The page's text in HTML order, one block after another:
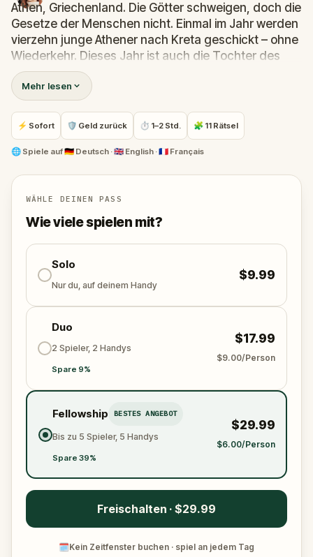
Athen, Griechenland. Die Götter schweigen, doch die
Gesetze der Menschen nicht. Einmal im Jahr werden
vierzehn junge Athener nach Kreta geschickt – ohne
Wiederkehr. Dieses Jahr ist auch die Tochter des
berühmten Händlers Demokritos unter ihnen.
Verzweifelt wendet er sich an dich: „Der Ort, an dem
sie gefangen gehalten wird, ist verborgen. Wirst du
sie finden, bevor es zu spät ist?“
Deine Quest beginnt in den sagenumwobenen
Straßen Athens. Löse göttliche Rätsel, folge uralten
und Steinen verborgen liegen. Jeder Schritt bringt
dich der Wahrheit – und der Gefahr – näher.
Erlebe mit Freunden oder Familie ein spannendes
Abenteuer voller Mythologie. Entdecke, verbinde
und werde zum Helden einer ewigen Geschichte. Die
Götter sehen zu. Wirst du ihren Ruf hören?
Mehr lesen
⚡ Sofort 🛡 Geld zurück ⏱ 1–2 Std. 🧩 11 Rätsel
🌐 Spiele auf🇩🇪 Deutsch · 🇬🇧 English · 🇫🇷 Français
WÄHLE DEINEN PASS
Wie viele spielen mit?
Solo
Nur du, auf deinem Handy
$9.99
Duo
2 Spieler, 2 Handys
Spare 9%
$17.99
$9.00/Person
Fellowship BESTES ANGEBOT
Bis zu 5 Spieler, 5 Handys
Spare 39%
$29.99
$6.00/Person
Freischalten · $29.99
🗓Kein Zeitfenster buchen · spiel an jedem Tag